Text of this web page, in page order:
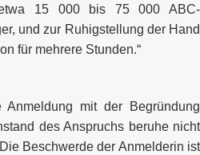
etwa 15 000 bis 75 000 ABC-
und zur Ruhigstellung der Hand
für mehrere Stunden.“
mit der Begründung
des Anspruchs beruhe nicht
Beschwerde der Anmelderin ist